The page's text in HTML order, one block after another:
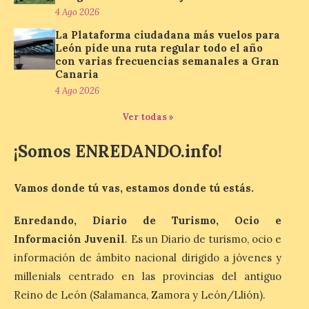
la Escuela de Salamanca.
en marcha desde este 31 de julio
‘Comercios con Alma’, una campaña de
promoción […]
Nueva cita en León con el
agosto con la película ‘La
juventud’
Las proyecciones al aire
Quintanilla se adelantan a
las 22:00 horas en agosto.
La gran pantalla del paseo
de Quintanilla de la ciudad de León tiene
nueva cartelera con la película ‘La
juventud’, que se […]
4 Ago 2026
La Plataforma ciudadana más vuelos para
León pide una ruta regular todo el año
con varias frecuencias semanales a Gran
Canaria
4 Ago 2026
Ver todas »
¡Somos ENREDANDO.info!
Vamos donde tú vas, estamos donde tú estás.
Enredando, Diario de Turismo, Ocio e
Información Juvenil. Es un Diario de turismo, ocio e
información de ámbito nacional dirigido a jóvenes y
millenials centrado en las provincias del antiguo
Reino de León (Salamanca, Zamora y León/Llión).